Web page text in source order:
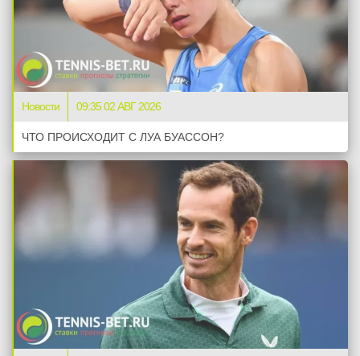
Новости 09:35 02 АВГ 2026
ЧТО ПРОИСХОДИТ С ЛУА БУАССОН?